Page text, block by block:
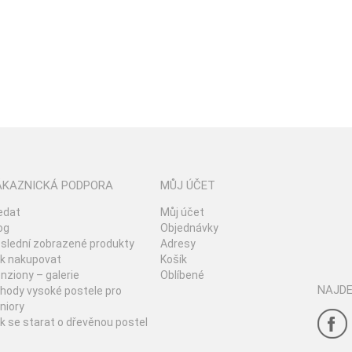
PODPORA
zobrazené produkty
nakupovat
– galerie
vysoké postele pro
se starat o dřevěnou postel
MŮJ ÚČET
Můj účet
Objednávky
Adresy
Košík
Oblíbené